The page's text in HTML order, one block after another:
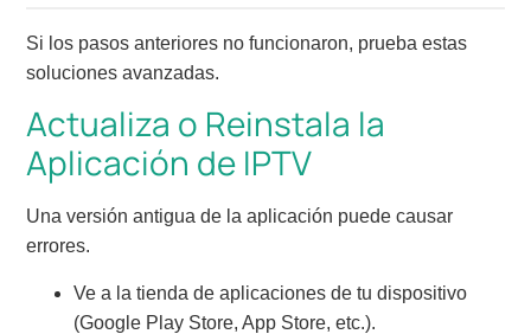
Si los pasos anteriores no funcionaron, prueba estas
soluciones avanzadas.
Actualiza o Reinstala la
Aplicación de IPTV
Una versión antigua de la aplicación puede causar
errores.
Ve a la tienda de aplicaciones de tu dispositivo
(Google Play Store, App Store, etc.).